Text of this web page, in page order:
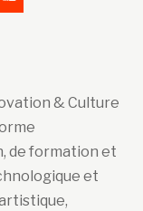
& Culture
de formation et
et